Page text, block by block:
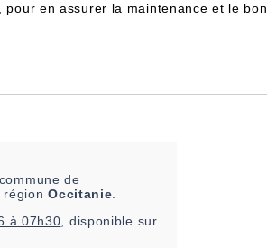
en assurer la maintenance et le bon
de
régionOccitanie.
à 07h30, disponible sur